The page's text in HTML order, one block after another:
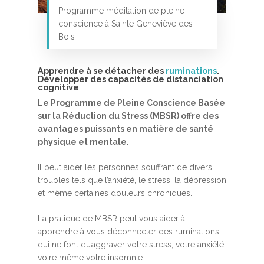
Programme méditation de pleine
conscience à Sainte Geneviève des
Bois
Apprendre à se détacher des ruminations.
Développer des capacités de distanciation
cognitive
Le Programme de Pleine Conscience Basée
sur la Réduction du Stress (MBSR) offre des
avantages puissants en matière de santé
physique et mentale.
Il peut aider les personnes souffrant de divers
troubles tels que l’anxiété, le stress, la dépression
et même certaines douleurs chroniques.
La pratique de MBSR peut vous aider à
apprendre à vous déconnecter des ruminations
qui ne font qu’aggraver votre stress, votre anxiété
voire même votre insomnie.
Accueil
MBSR, MSC &
MBSR
MSC
Stage de méditation
Retraite de pleine
Thérapie :
Somatic
Somatic Experiencing
Thérapie
Entreprise